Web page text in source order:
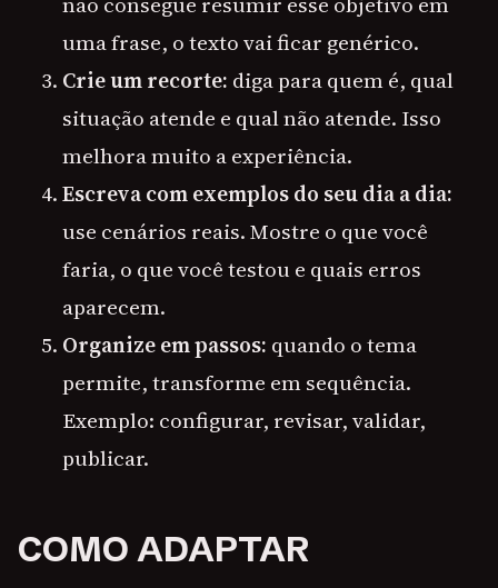
uma frase, o texto vai ficar genérico.
Crie um recorte: diga para quem é, qual
situação atende e qual não atende. Isso
melhora muito a experiência.
Escreva com exemplos do seu dia a dia:
use cenários reais. Mostre o que você
faria, o que você testou e quais erros
aparecem.
Organize em passos: quando o tema
permite, transforme em sequência.
Exemplo: configurar, revisar, validar,
publicar.
COMO ADAPTAR